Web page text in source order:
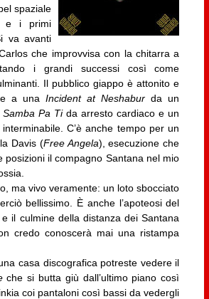
spaziale
e i primi
va avanti
che improvvisa con la chitarra a
i grandi successi così come
Il pubblico giappo è attonito e
a unaIncident at Neshaburda un
Samba Pa Tida arresto cardiaco e un
C’è anche tempo per un
Davis (Free Angela), esecuzione che
posizioni il compagno Santana nel mio
ma vivo veramente: un loto sbocciato
bellissimo. È anche l’apoteosi del
il culmine della distanza dei Santana
credo conoscerà mai una ristampa
casa discografica potreste vedere il
che si butta giù dall’ultimo piano così
coi pantaloni così bassi da vedergli